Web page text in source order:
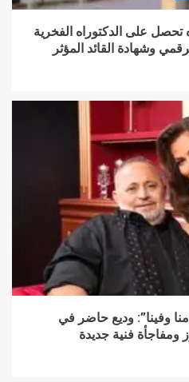
تحصل على الدكتوراه الفخرية
وشهادة القائد المؤثر
وفينا”: وديع حاضر في
ومفاجأة فنية جديدة